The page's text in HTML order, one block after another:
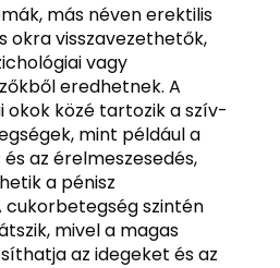
más néven erektilis
okra visszavezethetők,
vagy
eredhetnek. A
okok közé tartozik a szív-
mint például a
az érelmeszesedés,
a pénisz
szintén
mivel a magas
az idegeket és az